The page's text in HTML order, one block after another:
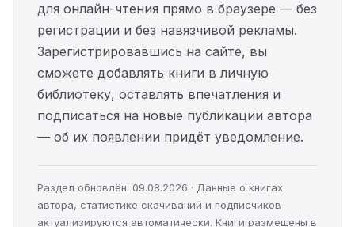
для онлайн-чтения прямо в браузере — без
регистрации и без навязчивой рекламы.
Зарегистрировавшись на сайте, вы
сможете добавлять книги в личную
библиотеку, оставлять впечатления и
подписаться на новые публикации автора
— об их появлении придёт уведомление.
Раздел обновлён: 09.08.2026 · Данные о книгах
автора, статистике скачиваний и подписчиков
актуализируются автоматически. Книги размещены в